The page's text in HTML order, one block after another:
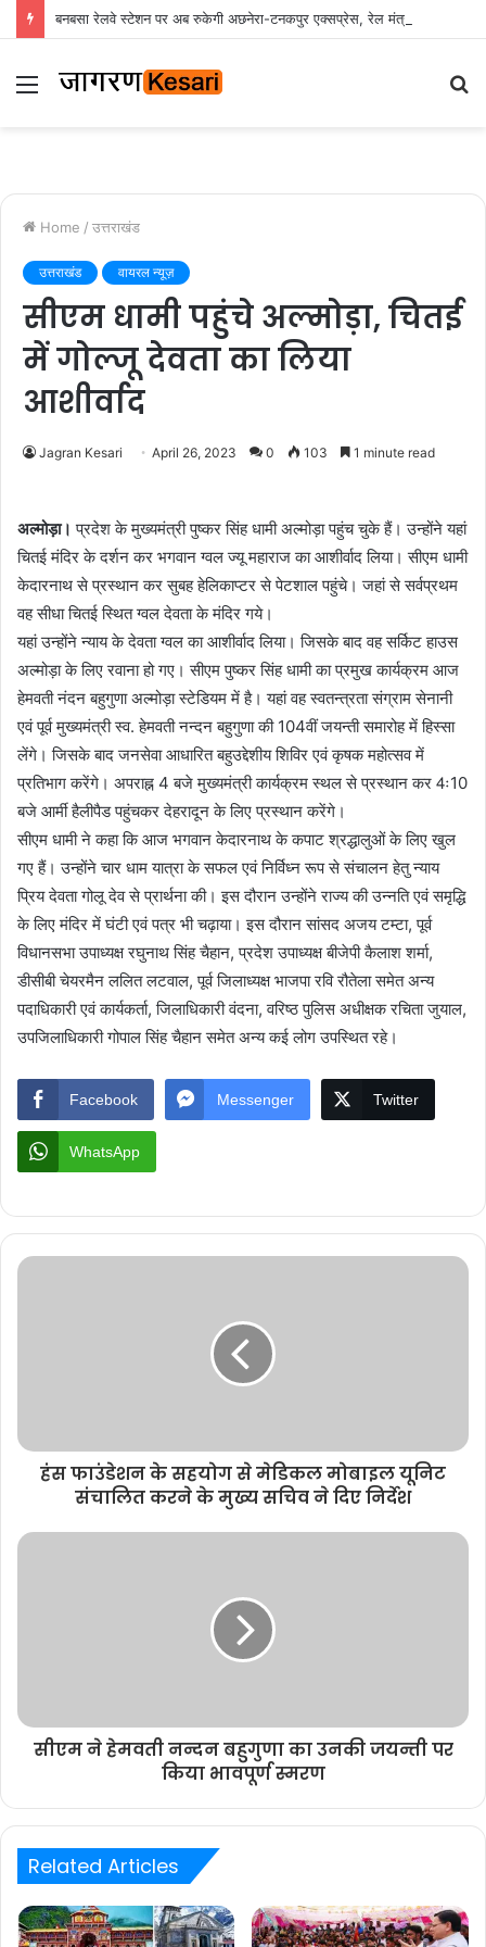
Menu
Home / उत्तराखंड
उत्तराखंड वायरल न्यूज़
सीएम धामी पहुंचे अल्मोड़ा, चितई
में गोल्जू देवता का लिया
आशीर्वाद
Jagran Kesari April 26, 2023 0 103 1 minute read
अल्मोड़ा। प्रदेश के मुख्यमंत्री पुष्कर सिंह धामी अल्मोड़ा पहुंच चुके हैं। उन्होंने यहां
चितई मंदिर के दर्शन कर भगवान ग्वल ज्यू महाराज का आशीर्वाद लिया। सीएम धामी
केदारनाथ से प्रस्थान कर सुबह हेलिकाप्टर से पेटशाल पहुंचे। जहां से सर्वप्रथम
वह सीधा चितई स्थित ग्वल देवता के मंदिर गये।
यहां उन्होंने न्याय के देवता ग्वल का आशीर्वाद लिया। जिसके बाद वह सर्किट हाउस
अल्मोड़ा के लिए रवाना हो गए। सीएम पुष्कर सिंह धामी का प्रमुख कार्यक्रम आज
हेमवती नंदन बहुगुणा अल्मोड़ा स्टेडियम में है। यहां वह स्वतन्त्रता संग्राम सेनानी
एवं पूर्व मुख्यमंत्री स्व. हेमवती नन्दन बहुगुणा की 104वीं जयन्ती समारोह में हिस्सा
लेंगे। जिसके बाद जनसेवा आधारित बहुउद्देशीय शिविर एवं कृषक महोत्सव में
प्रतिभाग करेंगे। अपराह्न 4 बजे मुख्यमंत्री कार्यक्रम स्थल से प्रस्थान कर 4ः10
बजे आर्मी हैलीपैड पहुंचकर देहरादून के लिए प्रस्थान करेंगे।
सीएम धामी ने कहा कि आज भगवान केदारनाथ के कपाट श्रद्धालुओं के लिए खुल
गए हैं। उन्होंने चार धाम यात्रा के सफल एवं निर्विध्न रूप से संचालन हेतु न्याय
प्रिय देवता गोलू देव से प्रार्थना की। इस दौरान उन्होंने राज्य की उन्नति एवं समृद्धि
के लिए मंदिर में घंटी एवं पत्र भी चढ़ाया। इस दौरान सांसद अजय टम्टा, पूर्व
विधानसभा उपाध्यक्ष रघुनाथ सिंह चैहान, प्रदेश उपाध्यक्ष बीजेपी कैलाश शर्मा,
डीसीबी चेयरमैन ललित लटवाल, पूर्व जिलाध्यक्ष भाजपा रवि रौतेला समेत अन्य
पदाधिकारी एवं कार्यकर्ता, जिलाधिकारी वंदना, वरिष्ठ पुलिस अधीक्षक रचिता जुयाल,
उपजिलाधिकारी गोपाल सिंह चैहान समेत अन्य कई लोग उपस्थित रहे।
Facebook Messenger Twitter
WhatsApp
हंस फाउंडेशन के सहयोग से मेडिकल मोबाइल यूनिट
संचालित करने के मुख्य सचिव ने दिए निर्देश
सीएम ने हेमवती नन्दन बहुगुणा का उनकी जयन्ती पर
किया भावपूर्ण स्मरण
Related Articles